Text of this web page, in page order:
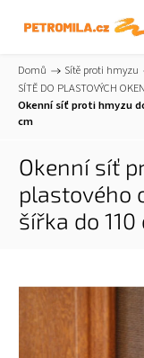
Domů / Sítě proti hmyzu /
SÍTĚ DO PLASTOVÝCH
Okenní síť proti hmyzu
cm
Okenní síť
plastového
šířka do 110